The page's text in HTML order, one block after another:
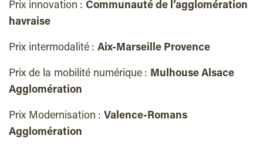
Prix innovation : Communauté de l’agglomération
havraise
Prix intermodalité : Aix-Marseille Provence
Prix de la mobilité numérique : Mulhouse Alsace
Agglomération
Prix Modernisation : Valence-Romans
Agglomération